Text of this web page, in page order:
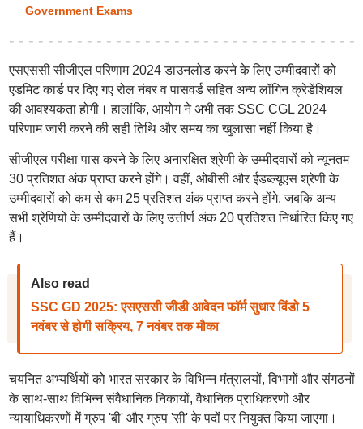
Government Exams
एसएससी सीजीएल परिणाम 2024 डाउनलोड करने के लिए उम्मीदवारों को
एडमिट कार्ड पर दिए गए रोल नंबर व पासवर्ड सहित अन्य लॉगिन क्रेडेंशियल
की आवश्यकता होगी। हालांकि, आयोग ने अभी तक SSC CGL 2024
परिणाम जारी करने की सही तिथि और समय का खुलासा नहीं किया है।
सीजीएल परीक्षा पास करने के लिए अनारक्षित श्रेणी के उम्मीदवारों को न्यूनतम
30 प्रतिशत अंक प्राप्त करने होंगे। वहीं, ओबीसी और ईडब्ल्यूएस श्रेणी के
उम्मीदवारों को कम से कम 25 प्रतिशत अंक प्राप्त करने होंगे, जबकि अन्य
सभी श्रेणियों के उम्मीदवारों के लिए उत्तीर्ण अंक 20 प्रतिशत निर्धारित किए गए
हैं।
Also read
SSC GD 2025: एसएससी जीडी आवेदन फॉर्म सुधार विंडो 5
नवंबर से होगी सक्रिय, 7 नवंबर तक मौका
चयनित अभ्यर्थियों को भारत सरकार के विभिन्न मंत्रालयों, विभागों और संगठनों
के साथ-साथ विभिन्न संवैधानिक निकायों, वैधानिक प्राधिकरणों और
न्यायाधिकरणों में ग्रुप 'बी' और ग्रुप 'सी' के पदों पर नियुक्त किया जाएगा।